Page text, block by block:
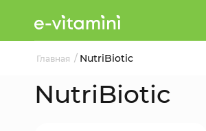
Главная / NutriBiotic
NutriBiotic